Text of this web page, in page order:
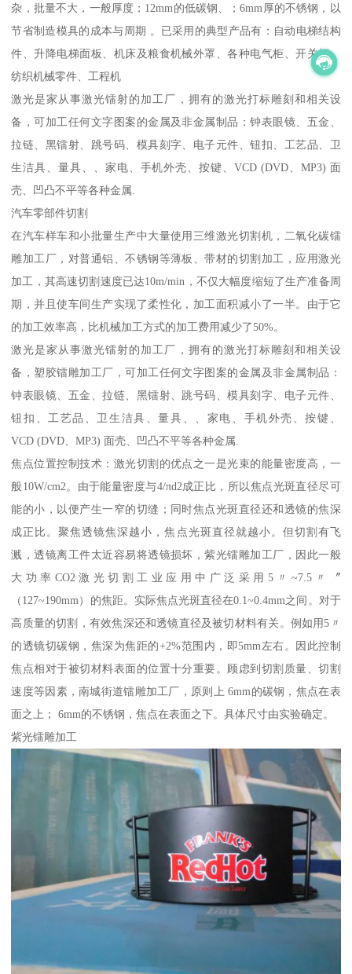
杂，批量不大，一般厚度；12mm的低碳钢、；6mm厚的不锈钢，以
节省制造模具的成本与周期 。已采用的典型产品有：自动电梯结构
件、升降电梯面板、机床及粮食机械外罩、各种电气柜、开关柜、
纺织机械零件、工程机
激光是家从事激光镭射的加工厂，拥有的激光打标雕刻和相关设
备，可加工任何文字图案的金属及非金属制品：钟表眼镜、五金、
拉链、黑镭射、跳号码、模具刻字、电子元件、钮扣、工艺品、卫
生洁具、量具、、家电、手机外壳、按键、VCD (DVD、MP3) 面
壳、凹凸不平等各种金属.
汽车零部件切割
在汽车样车和小批量生产中大量使用三维激光切割机，二氧化碳镭
雕加工厂，对普通铝、不锈钢等薄板、带材的切割加工，应用激光
加工，其高速切割速度已达10m/min，不仅大幅度缩短了生产准备周
期，并且使车间生产实现了柔性化，加工面积减小了一半。由于它
的加工效率高，比机械加工方式的加工费用减少了50%。
激光是家从事激光镭射的加工厂，拥有的激光打标雕刻和相关设
备，塑胶镭雕加工厂，可加工任何文字图案的金属及非金属制品：
钟表眼镜、五金、拉链、黑镭射、跳号码、模具刻字、电子元件、
钮扣、工艺品、卫生洁具、量具、、家电、手机外壳、按键、
VCD (DVD、MP3) 面壳、凹凸不平等各种金属.
焦点位置控制技术：激光切割的优点之一是光束的能量密度高，一
般10W/cm2。由于能量密度与4/πd2成正比，所以焦点光斑直径尽可
能的小，以便产生一窄的切缝；同时焦点光斑直径还和透镜的焦深
成正比。聚焦透镜焦深越小，焦点光斑直径就越小。但切割有飞
溅，透镜离工件太近容易将透镜损坏，紫光镭雕加工厂，因此一般
大功率CO2激光切割工业应用中广泛采用5〃~7.5〃〞
（127~190mm）的焦距。实际焦点光斑直径在0.1~0.4mm之间。对于
高质量的切割，有效焦深还和透镜直径及被切材料有关。例如用5〃
的透镜切碳钢，焦深为焦距的+2%范围内，即5mm左右。因此控制
焦点相对于被切材料表面的位置十分重要。顾虑到切割质量、切割
速度等因素，南城街道镭雕加工厂，原则上 6mm的碳钢，焦点在表
面之上； 6mm的不锈钢，焦点在表面之下。具体尺寸由实验确定。
紫光镭雕加工